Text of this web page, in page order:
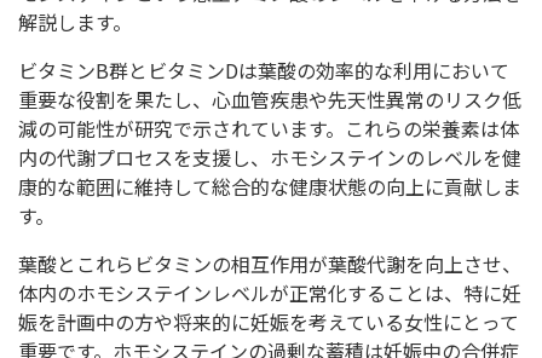
解説します。
ビタミンB群とビタミンDは葉酸の効率的な利用において
重要な役割を果たし、心血管疾患や先天性異常のリスク低
減の可能性が研究で示されています。これらの栄養素は体
内の代謝プロセスを支援し、ホモシステインのレベルを健
康的な範囲に維持して総合的な健康状態の向上に貢献しま
す。
葉酸とこれらビタミンの相互作用が葉酸代謝を向上させ、
体内のホモシステインレベルが正常化することは、特に妊
娠を計画中の方や将来的に妊娠を考えている女性にとって
重要です。ホモシステインの過剰な蓄積は妊娠中の合併症